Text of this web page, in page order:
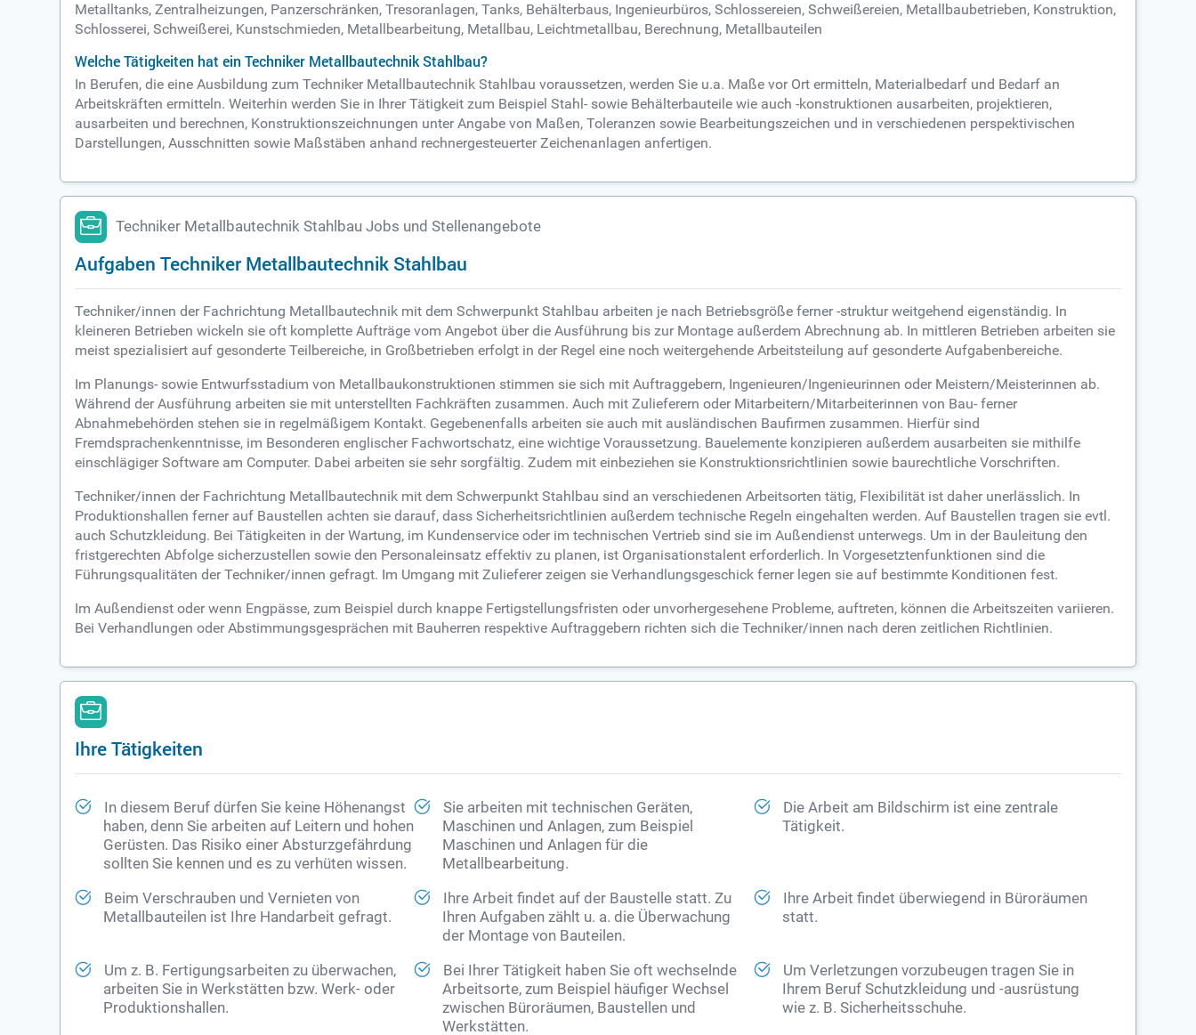
Metalltanks, Zentralheizungen, Panzerschränken, Tresoranlagen, Tanks, Behälterbaus, Ingenieurbüros, Schlossereien, Schweißereien, Metallbaubetrieben, Konstruktion,
Schlosserei, Schweißerei, Kunstschmieden, Metallbearbeitung, Metallbau, Leichtmetallbau, Berechnung, Metallbauteilen
Welche Tätigkeiten hat ein Techniker Metallbautechnik Stahlbau?
In Berufen, die eine Ausbildung zum Techniker Metallbautechnik Stahlbau voraussetzen, werden Sie u.a. Maße vor Ort ermitteln, Materialbedarf und Bedarf an
Arbeitskräften ermitteln. Weiterhin werden Sie in Ihrer Tätigkeit zum Beispiel Stahl- sowie Behälterbauteile wie auch -konstruktionen ausarbeiten, projektieren,
ausarbeiten und berechnen, Konstruktionszeichnungen unter Angabe von Maßen, Toleranzen sowie Bearbeitungszeichen und in verschiedenen perspektivischen
Darstellungen, Ausschnitten sowie Maßstäben anhand rechnergesteuerter Zeichenanlagen anfertigen.
Techniker Metallbautechnik Stahlbau Jobs und Stellenangebote
Aufgaben Techniker Metallbautechnik Stahlbau
Techniker/innen der Fachrichtung Metallbautechnik mit dem Schwerpunkt Stahlbau arbeiten je nach Betriebsgröße ferner -struktur weitgehend eigenständig. In
kleineren Betrieben wickeln sie oft komplette Aufträge vom Angebot über die Ausführung bis zur Montage außerdem Abrechnung ab. In mittleren Betrieben arbeiten sie
meist spezialisiert auf gesonderte Teilbereiche, in Großbetrieben erfolgt in der Regel eine noch weitergehende Arbeitsteilung auf gesonderte Aufgabenbereiche.
Im Planungs- sowie Entwurfsstadium von Metallbaukonstruktionen stimmen sie sich mit Auftraggebern, Ingenieuren/Ingenieurinnen oder Meistern/Meisterinnen ab.
Während der Ausführung arbeiten sie mit unterstellten Fachkräften zusammen. Auch mit Zulieferern oder Mitarbeitern/Mitarbeiterinnen von Bau- ferner
Abnahmebehörden stehen sie in regelmäßigem Kontakt. Gegebenenfalls arbeiten sie auch mit ausländischen Baufirmen zusammen. Hierfür sind
Fremdsprachenkenntnisse, im Besonderen englischer Fachwortschatz, eine wichtige Voraussetzung. Bauelemente konzipieren außerdem ausarbeiten sie mithilfe
einschlägiger Software am Computer. Dabei arbeiten sie sehr sorgfältig. Zudem mit einbeziehen sie Konstruktionsrichtlinien sowie baurechtliche Vorschriften.
Techniker/innen der Fachrichtung Metallbautechnik mit dem Schwerpunkt Stahlbau sind an verschiedenen Arbeitsorten tätig, Flexibilität ist daher unerlässlich. In
Produktionshallen ferner auf Baustellen achten sie darauf, dass Sicherheitsrichtlinien außerdem technische Regeln eingehalten werden. Auf Baustellen tragen sie evtl.
auch Schutzkleidung. Bei Tätigkeiten in der Wartung, im Kundenservice oder im technischen Vertrieb sind sie im Außendienst unterwegs. Um in der Bauleitung den
fristgerechten Abfolge sicherzustellen sowie den Personaleinsatz effektiv zu planen, ist Organisationstalent erforderlich. In Vorgesetztenfunktionen sind die
Führungsqualitäten der Techniker/innen gefragt. Im Umgang mit Zulieferer zeigen sie Verhandlungsgeschick ferner legen sie auf bestimmte Konditionen fest.
Im Außendienst oder wenn Engpässe, zum Beispiel durch knappe Fertigstellungsfristen oder unvorhergesehene Probleme, auftreten, können die Arbeitszeiten variieren.
Bei Verhandlungen oder Abstimmungsgesprächen mit Bauherren respektive Auftraggebern richten sich die Techniker/innen nach deren zeitlichen Richtlinien.
Ihre Tätigkeiten
In diesem Beruf dürfen Sie keine Höhenangst
haben, denn Sie arbeiten auf Leitern und hohen
Gerüsten. Das Risiko einer Absturzgefährdung
sollten Sie kennen und es zu verhüten wissen.
Sie arbeiten mit technischen Geräten,
Maschinen und Anlagen, zum Beispiel
Maschinen und Anlagen für die
Metallbearbeitung.
Die Arbeit am Bildschirm ist eine zentrale
Tätigkeit.
Beim Verschrauben und Vernieten von
Metallbauteilen ist Ihre Handarbeit gefragt.
Ihre Arbeit findet auf der Baustelle statt. Zu
Ihren Aufgaben zählt u. a. die Überwachung
der Montage von Bauteilen.
Ihre Arbeit findet überwiegend in Büroräumen
statt.
Um z. B. Fertigungsarbeiten zu überwachen,
arbeiten Sie in Werkstätten bzw. Werk- oder
Produktionshallen.
Bei Ihrer Tätigkeit haben Sie oft wechselnde
Arbeitsorte, zum Beispiel häufiger Wechsel
zwischen Büroräumen, Baustellen und
Werkstätten.
Um Verletzungen vorzubeugen tragen Sie in
Ihrem Beruf Schutzkleidung und -ausrüstung
wie z. B. Sicherheitsschuhe.